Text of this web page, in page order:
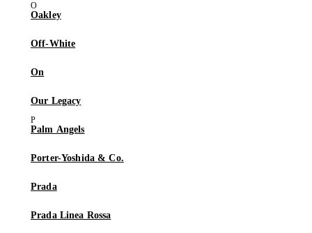
Oakley
Off-White
On
Our Legacy
Palm Angels
Porter-Yoshida & Co.
Prada
Prada Linea Rossa